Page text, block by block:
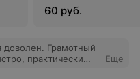
60 руб.
доволен. Грамотный
практически
Еще